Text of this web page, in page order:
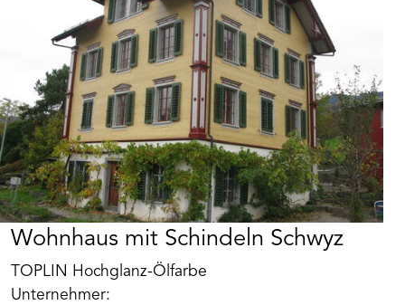
Wohnhaus mit Schindeln Schwyz
TOPLIN Hochglanz-Ölfarbe
Unternehmer: